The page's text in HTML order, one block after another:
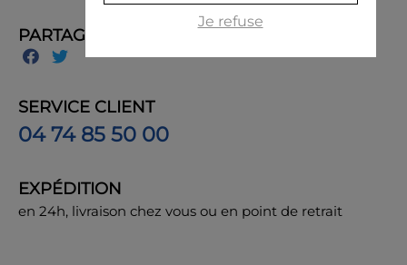
PARTAGER
SERVICE CLIENT
04 74 85 50 00
EXPÉDITION
en 24h, livraison chez vous ou en point de retrait
Je refuse